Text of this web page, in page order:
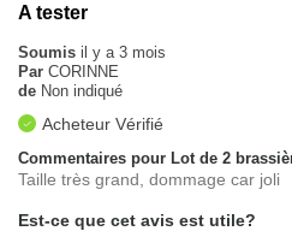
A tester
Soumis il y a 3 mois
Par CORINNE
de Non indiqué
Acheteur Vérifié
Commentaires pour Lot de 2
Taille très grand, dommage car joli
Est-ce que cet avis est utile?